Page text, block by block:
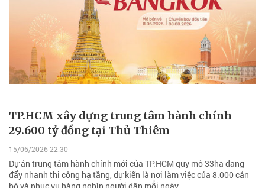
TP.HCM xây dựng trung tâm hành chính
29.600 tỷ đồng tại Thủ Thiêm
15/06/2026 22:30
Dự án trung tâm hành chính mới của TP.HCM quy mô 33ha đang
đẩy nhanh thi công hạ tầng, dự kiến là nơi làm việc của 8.000 cán
bộ và phục vụ hàng nghìn người dân mỗi ngày.